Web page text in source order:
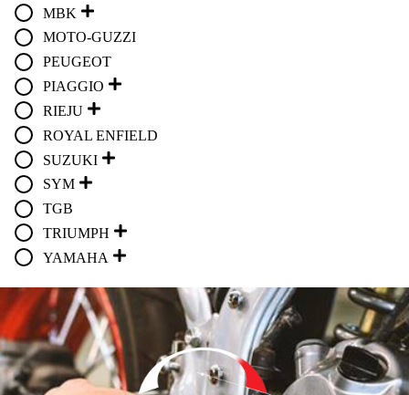
MBK
MOTO-GUZZI
PEUGEOT
PIAGGIO
RIEJU
ROYAL ENFIELD
SUZUKI
SYM
TGB
TRIUMPH
YAMAHA